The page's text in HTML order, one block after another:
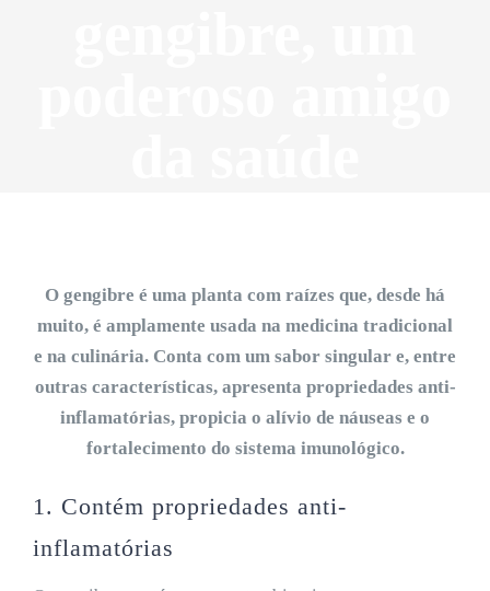
O gengibre é uma planta com raízes que, desde há
muito, é amplamente usada na medicina tradicional
e na culinária. Conta com um sabor singular e, entre
outras características, apresenta propriedades anti-
inflamatórias, propicia o alívio de náuseas e o
fortalecimento do sistema imunológico.
1. Contém propriedades anti-
inflamatórias